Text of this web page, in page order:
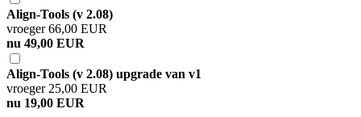
Align-Tools (v 2.08)
vroeger 66,00 EUR
nu 49,00 EUR
Align-Tools (v 2.08) upgrade van v1
vroeger 25,00 EUR
nu 19,00 EUR